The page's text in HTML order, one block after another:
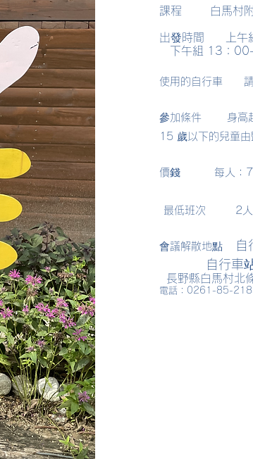
課程 白馬村
出發時間
上
下午組
13：
使用的自行車
參加條件
身高
15 歲以下的兒童由
價錢 每人：
最低班次 2
會議解散地點
自
自行車
長野縣白馬村北
電話：0261-85-